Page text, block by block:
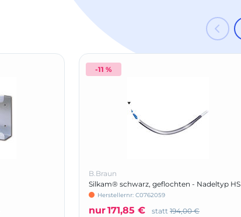
-11 %
B.Braun
Silkam® schwarz, geflochten - Nadeltyp HS
15 Herstellernr: C0762059
nur171,85 € statt 194,00 €